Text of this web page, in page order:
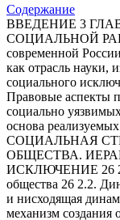
Содержание
ВВЕДЕНИЕ 3
СОЦИАЛЬНОЙ
современной
как отрасль науки,
социального
Правовые аспекты
социально
основа
СОЦИАЛЬНАЯ
ОБЩЕСТВА.
ИСКЛЮЧЕНИЕ 26
общества 26 2.2.
и нисходящая
механизм создания